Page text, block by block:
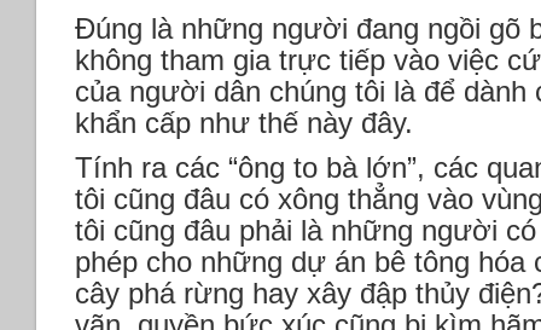
Đúng là những người đang ngồi gõ
không tham gia trực tiếp vào việc
của người dân chúng tôi là để
khẩn cấp như thế này đây.
Tính ra các “ông to bà lớn”, các
tôi cũng đâu có xông thẳng vào
tôi cũng đâu phải là những người
phép cho những dự án bê tông
cây phá rừng hay xây đập thủy